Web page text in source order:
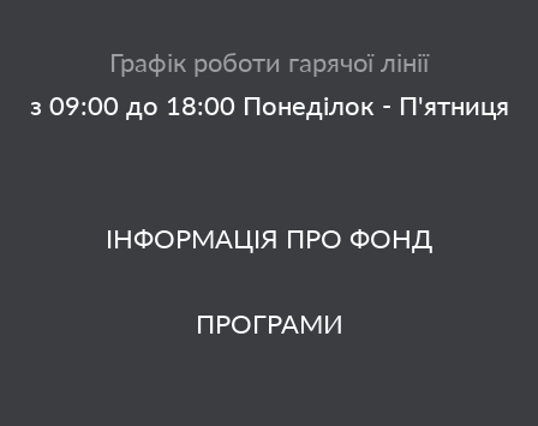
ІНФОРМАЦІЯ ПРО ФОНД
ПРОГРАМИ
Графік роботи гарячої лінії
з 09:00 до 18:00 Понеділок - П'ятниця